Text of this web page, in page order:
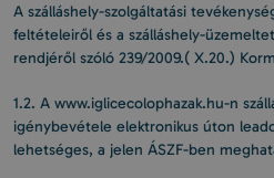
A szálláshely-szolgáltatási
feltételeiről és a szálláshely-
rendjéről szóló 239/2009.( X.20.)
1.2. A www.iglicecolophazak.hu-n
igénybevétele elektronikus úton
lehetséges, a jelen ÁSZF-ben